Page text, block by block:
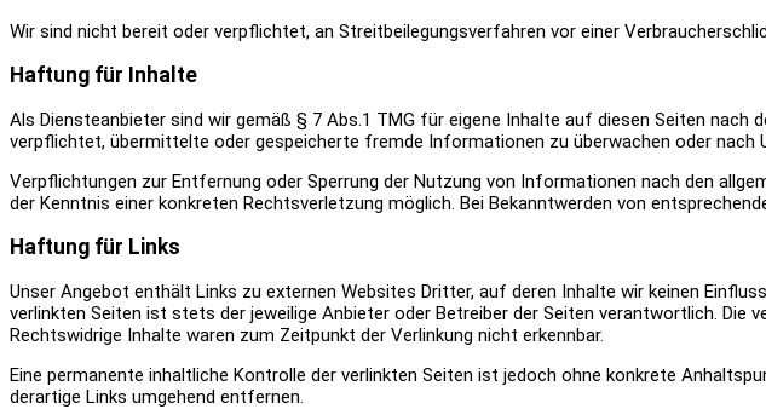
Wir sind nicht bereit oder verpflichtet, an Streitbeilegungsverfahren vor einer
Haftung für Inhalte
Als Diensteanbieter sind wir gemäß § 7 Abs.1 TMG für eigene Inhalte auf diesen Seiten
verpflichtet, übermittelte oder gespeicherte fremde Informationen zu überwachen oder
Verpflichtungen zur Entfernung oder Sperrung der Nutzung von Informationen nach den
der Kenntnis einer konkreten Rechtsverletzung möglich. Bei Bekanntwerden von
Haftung für Links
Unser Angebot enthält Links zu externen Websites Dritter, auf deren Inhalte wir keinen
verlinkten Seiten ist stets der jeweilige Anbieter oder Betreiber der Seiten verantwortlich.
Rechtswidrige Inhalte waren zum Zeitpunkt der Verlinkung nicht erkennbar.
Eine permanente inhaltliche Kontrolle der verlinkten Seiten ist jedoch ohne konkrete
derartige Links umgehend entfernen.